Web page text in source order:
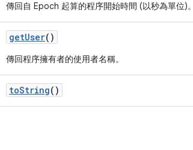
傳回自 Epoch 起算的程序開始時間 (以秒為單位)。
getUser()
傳回程序擁有者的使用者名稱。
toString()